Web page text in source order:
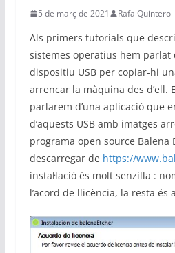
5 de març de 2021 Rafa Quintero
Als primers tutorials que
sistemes operatius hem parlat
dispositiu USB per copiar-hi
arrencar la màquina des d’ell.
parlarem d’una aplicació que
d’aquests USB amb imatges
programa open source Balena
descarregar de https://
instal·lació és molt senzilla :
l’acord de llicència, la resta és